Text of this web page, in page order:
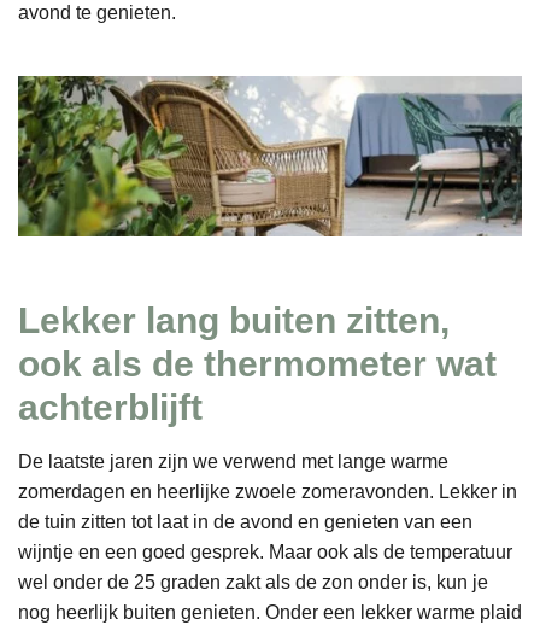
avond te genieten.
Lekker lang buiten zitten,
ook als de thermometer wat
achterblijft
De laatste jaren zijn we verwend met lange warme
zomerdagen en heerlijke zwoele zomeravonden. Lekker in
de tuin zitten tot laat in de avond en genieten van een
wijntje en een goed gesprek. Maar ook als de temperatuur
wel onder de 25 graden zakt als de zon onder is, kun je
nog heerlijk buiten genieten. Onder een lekker warme plaid